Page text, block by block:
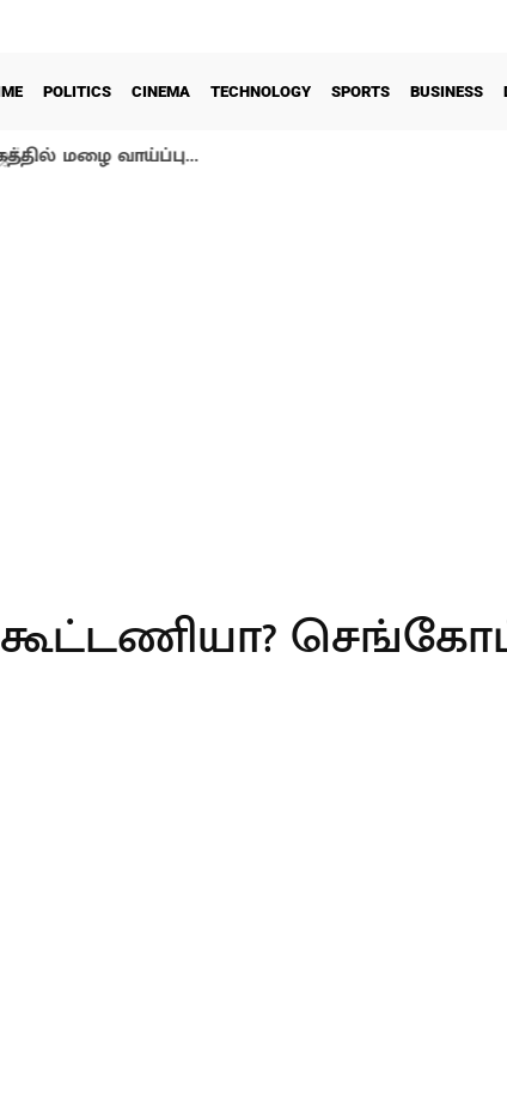
POLITICS CINEMA TECHNOLOGY SPORTS BUSINESS
மழை வாய்ப்பு…
கூட்டணியா?